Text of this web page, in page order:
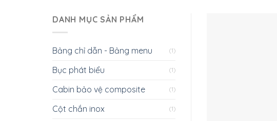
DANH MỤC SẢN PHẨM
Bảng chỉ dẫn - Bảng menu (1)
Bục phát biểu (1)
Cabin bảo vệ composite (1)
Cột chắn inox (1)